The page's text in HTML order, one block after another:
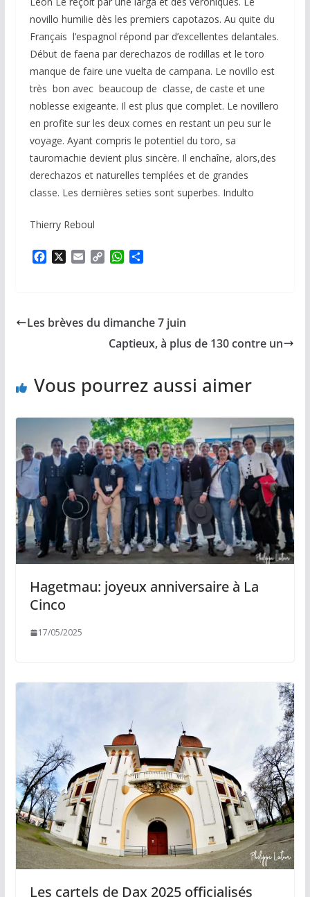
novillo humilie dès les premiers capotazos. Au quite du
Français l’espagnol répond par d’excellentes delantales.
Début de faena par derechazos de rodillas et le toro
manque de faire une vuelta de campana. Le novillo est
très bon avec beaucoup de classe, de caste et une
noblesse exigeante. Il est plus que complet. Le novillero
en profite sur les deux cornes en restant un peu sur le
voyage. Ayant compris le potentiel du toro, sa
tauromachie devient plus sincère. Il enchaîne, alors,des
derechazos et naturelles templées et de grandes
classe. Les dernières seties sont superbes. Indulto
Thierry Reboul
o
i
n
W
A
p
p
g
e
Les brèves du dimanche 7 juin
Captieux, à plus de 130 contre un
Vous pourrez aussi aimer
Hagetmau: joyeux anniversaire à La
Cinco
17/05/2025
Les cartels de Dax 2025 officialisés